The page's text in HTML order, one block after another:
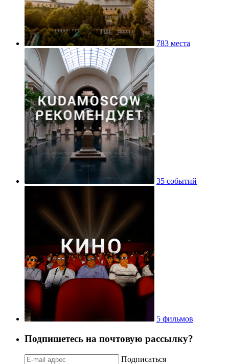
783 места
35 событий
5 фильмов
Подпишетесь на почтовую рассылку?
Подписаться